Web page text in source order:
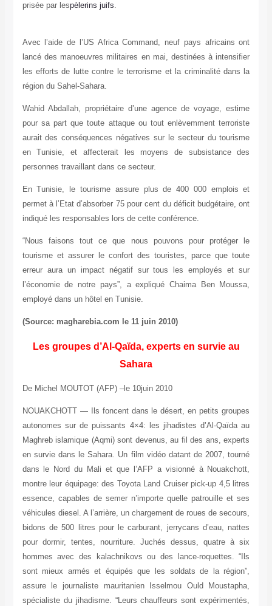
prisée par lespèlerins juifs
Avec l’aide de l’US Africa Command, neuf pays africains ont
lancé des manoeuvres militaires en mai, destinées à intensifier
les efforts de lutte contre le terrorisme et la criminalité dans la
région du Sahel-Sahara.
Wahid Abdallah, propriétaire d’une agence de voyage, estime
pour sa part que toute attaque ou tout enlèvemment terroriste
aurait des conséquences négatives sur le secteur du tourisme
en Tunisie, et affecterait les moyens de subsistance des
personnes travaillant dans ce secteur.
En Tunisie, le tourisme assure plus de 400 000 emplois et
permet à l’Etat d’absorber 75 pour cent du déficit budgétaire, ont
indiqué les responsables lors de cette conférence.
“Nous faisons tout ce que nous pouvons pour protéger le
tourisme et assurer le confort des touristes, parce que toute
erreur aura un impact négatif sur tous les employés et sur
l’économie de notre pays”, a expliqué Chaima Ben Moussa,
employé dans un hôtel en Tunisie.
(Source: magharebia.com le 11 juin 2010)
Les groupes d’Al-Qaïda, experts en survie au
Sahara
De Michel MOUTOT (AFP) –le 10juin 2010
NOUAKCHOTT — Ils foncent dans le désert, en petits groupes
autonomes sur de puissants 4×4: les jihadistes d’Al-Qaïda au
Maghreb islamique (Aqmi) sont devenus, au fil des ans, experts
en survie dans le Sahara. Un film vidéo datant de 2007, tourné
dans le Nord du Mali et que l’AFP a visionné à Nouakchott,
montre leur équipage: des Toyota Land Cruiser pick-up 4,5 litres
essence, capables de semer n’importe quelle patrouille et ses
véhicules diesel. A l’arrière, un chargement de roues de secours,
bidons de 500 litres pour le carburant, jerrycans d’eau, nattes
pour dormir, tentes, nourriture. Juchés dessus, quatre à six
hommes avec des kalachnikovs ou des lance-roquettes. “Ils
sont mieux armés et équipés que les soldats de la région”,
assure le journaliste mauritanien Isselmou Ould Moustapha,
spécialiste du jihadisme. “Leurs chauffeurs sont expérimentés,